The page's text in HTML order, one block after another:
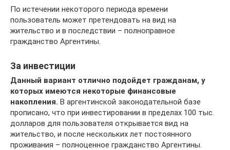
По истечении некоторого периода времени
пользователь может претендовать на вид на
жительство и в последствии – полноправное
гражданство Аргентины.
За инвестиции
Данный вариант отлично подойдет гражданам, у
которых имеются некоторые финансовые
накопления. В аргентинской законодательной базе
прописано, что при инвестировании в пределах 100 тыс.
долларов для пользователя открывается вид на
жительство, и после нескольких лет постоянного
проживания – полноценное гражданство Аргентины.